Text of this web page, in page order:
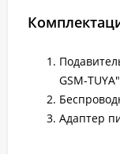
GSM-
Адаптер